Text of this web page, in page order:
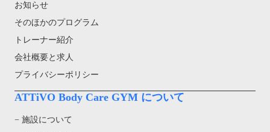
お知らせ
そのほかのプログラム
トレーナー紹介
会社概要と求人
プライバシーポリシー
ATTiVO Body Care GYM について
− 施設について